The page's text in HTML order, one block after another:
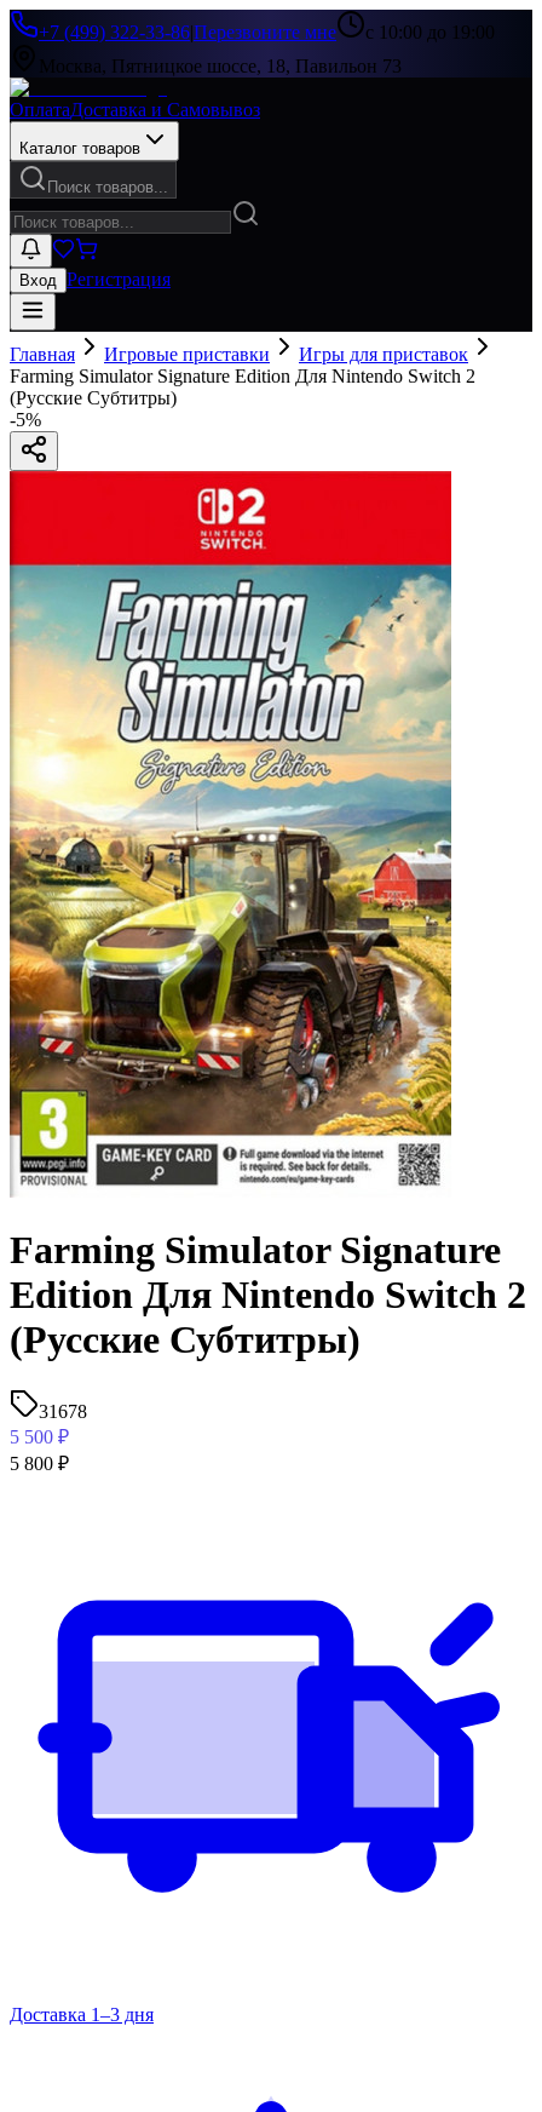
+7 (499) 322-33-86|Перезвоните мне
с 10:00 до 19:00
Москва, Пятницкое шоссе, 18, Павильон 73
ОплатаДоставка и Самовывоз
Каталог товаров
Поиск товаров...
Вход Регистрация
Главная Игровые приставки
Игры для приставок
Farming Simulator Signature Edition Для Nintendo Switch 2
(Русские Субтитры)
-5%
Farming Simulator Signature
Edition Для Nintendo Switch 2
(Русские Субтитры)
31678
5 500 ₽
5 800 ₽
Доставка 1–3 дня